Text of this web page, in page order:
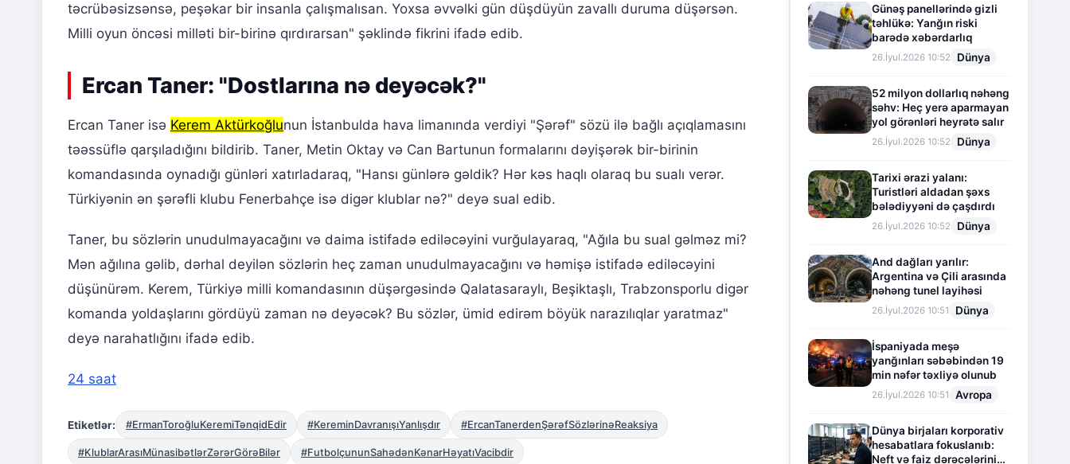
təcrübəsizsənsə, peşəkar bir insanla çalışmalısan. Yoxsa əvvəlki gün düşdüyün zavallı duruma düşərsən.
Milli oyun öncəsi milləti bir-birinə qırdırarsan" şəklində fikrini ifadə edib.
Ercan Taner: "Dostlarına nə deyəcək?"
Ercan Taner isə Kerem Aktürkoğlunun İstanbulda hava limanında verdiyi "Şərəf" sözü ilə bağlı açıqlamasını
təəssüflə qarşıladığını bildirib. Taner, Metin Oktay və Can Bartunun formalarını dəyişərək bir-birinin
komandasında oynadığı günləri xatırladaraq, "Hansı günlərə gəldik? Hər kəs haqlı olaraq bu sualı verər.
Türkiyənin ən şərəfli klubu Fenerbahçe isə digər klublar nə?" deyə sual edib.
Taner, bu sözlərin unudulmayacağını və daima istifadə ediləcəyini vurğulayaraq, "Ağıla bu sual gəlməz mi?
Mən ağılına gəlib, dərhal deyilən sözlərin heç zaman unudulmayacağını və həmişə istifadə ediləcəyini
düşünürəm. Kerem, Türkiyə milli komandasının düşərgəsində Qalatasaraylı, Beşiktaşlı, Trabzonsporlu digər
komanda yoldaşlarını gördüyü zaman nə deyəcək? Bu sözlər, ümid edirəm böyük narazılıqlar yaratmaz"
deyə narahatlığını ifadə edib.
24 saat
Etiketlər: #ErmanToroğluKeremiTənqidEdir #KereminDavranışıYanlışdır #ErcanTanerdenŞərəfSözlərinəReaksiya
#KlublarArasıMünasibətlərZərərGörəBilər #FutbolçununSahədənKənarHəyatıVacibdir
Günəş panellərində gizli
təhlükə: Yanğın riski
barədə xəbərdarlıq
26.İyul.2026 10:52 Dünya
52 milyon dollarlıq nəhəng
səhv: Heç yerə aparmayan
yol görənləri heyrətə salır
26.İyul.2026 10:52 Dünya
Tarixi ərazi yalanı:
Turistləri aldadan şəxs
bələdiyyəni də çaşdırdı
26.İyul.2026 10:52 Dünya
And dağları yarılır:
Argentina və Çili arasında
nəhəng tunel layihəsi
26.İyul.2026 10:51 Dünya
İspaniyada meşə
yanğınları səbəbindən 19
min nəfər təxliyə olunub
26.İyul.2026 10:51 Avropa
Dünya birjaları korporativ
hesabatlara fokuslanıb:
Neft və faiz dərəcələrinin